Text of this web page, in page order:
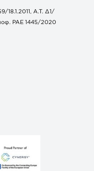
18.1.2011, Α.Τ. Δ1/
ΡΑΕ 1445/2020